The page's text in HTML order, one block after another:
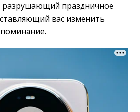
разрушающий праздничное
вас изменить